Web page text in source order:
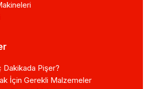
Dakikada Pişer?
İçin Gerekli Malzemeler